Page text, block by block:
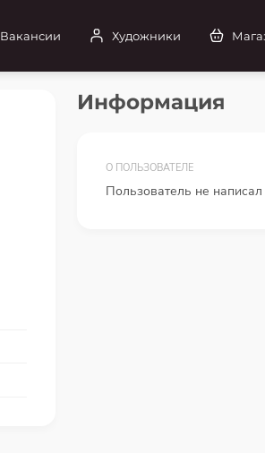
Вакансии Художники
Информация
О ПОЛЬЗОВАТЕЛЕ
Пользователь не написал